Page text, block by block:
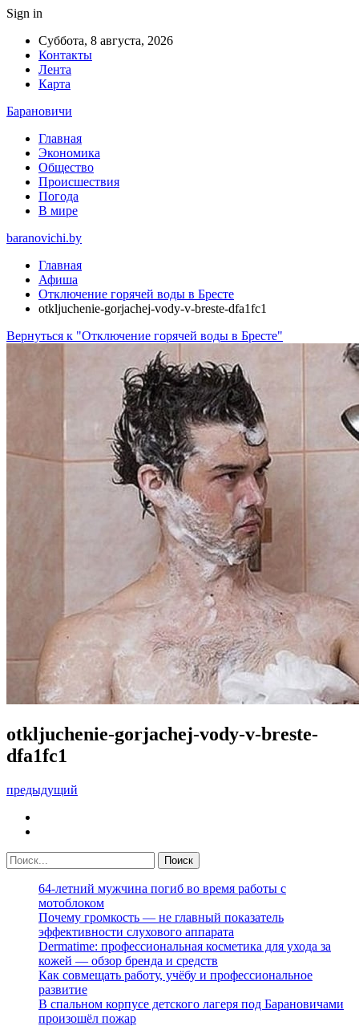
Sign in
Суббота, 8 августа, 2026
Контакты
Лента
Карта
Барановичи
Главная
Экономика
Общество
Происшествия
Погода
В мире
baranovichi.by
Главная
Афиша
Отключение горячей воды в Бресте
otkljuchenie-gorjachej-vody-v-breste-dfa1fc1
Вернуться к "Отключение горячей воды в Бресте"
otkljuchenie-gorjachej-vody-v-breste-
dfa1fc1
предыдущий
64-летний мужчина погиб во время работы с
мотоблоком
Почему громкость — не главный показатель
эффективности слухового аппарата
Dermatime: профессиональная косметика для ухода за
кожей — обзор бренда и средств
Как совмещать работу, учёбу и профессиональное
развитие
В спальном корпусе детского лагеря под Барановичами
произошёл пожар